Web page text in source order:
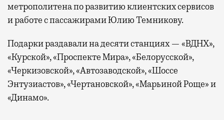
метрополитена по развитию клиентских сервисов
и работе с пассажирами Юлию Темникову.
Подарки раздавали на десяти станциях — «ВДНХ»,
«Курской», «Проспекте Мира», «Белорусской»,
«Черкизовской», «Автозаводской», «Шоссе
Энтузиастов», «Чертановской», «Марьиной Роще» и
«Динамо».